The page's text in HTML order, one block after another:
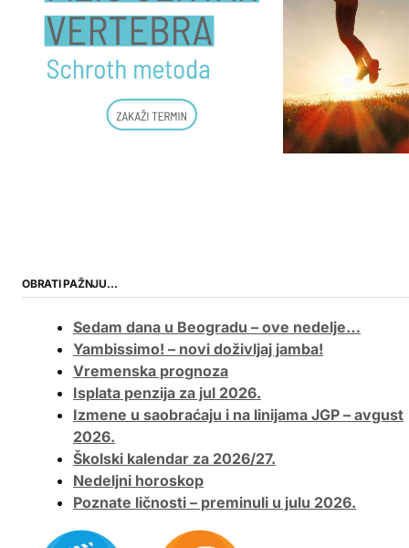
OBRATI PAŽNJU…
Sedam dana u Beogradu – ove nedelje…
Yambissimo! – novi doživljaj jamba!
Vremenska prognoza
Isplata penzija za jul 2026.
Izmene u saobraćaju i na linijama JGP – avgust
2026.
Školski kalendar za 2026/27.
Nedeljni horoskop
Poznate ličnosti – preminuli u julu 2026.